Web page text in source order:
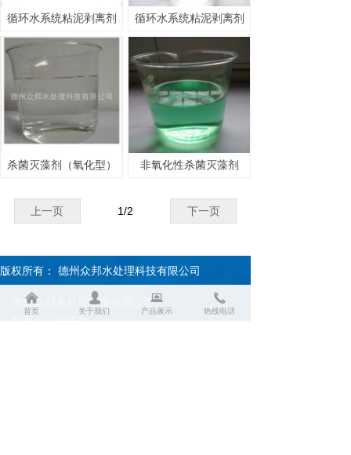
循环水系统粘泥剥离剂 循环水系统粘泥剥离剂
杀菌灭藻剂（氧化型） 非氧化性杀菌灭藻剂
上一页 下一页
1/2
德州众邦水处理科技有限公司
版权所有： 德州众邦水处理科技有限公司
낀
首页
넙
关于我们
뀵
产品展示
끅
热线电话